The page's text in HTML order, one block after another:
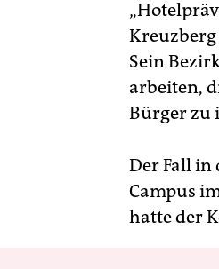
Kreuzberg
Sein
arbeiten,
Bürger zu
Der Fall in
Campus
hatte der